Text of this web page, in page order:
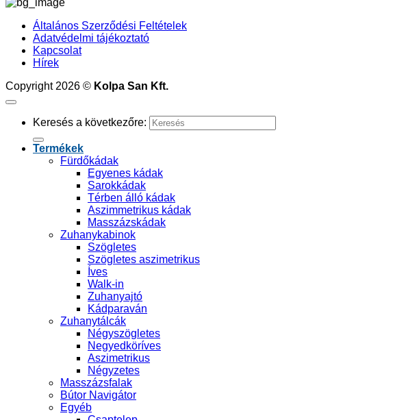
Általános Szerződési Feltételek
Adatvédelmi tájékoztató
Kapcsolat
Hírek
Copyright 2026 © Kolpa San Kft.
Keresés a következőre:
Termékek
Fürdőkádak
Egyenes kádak
Sarokkádak
Térben álló kádak
Aszimmetrikus kádak
Masszázskádak
Zuhanykabinok
Szögletes
Szögletes aszimetrikus
Íves
Walk-in
Zuhanyajtó
Kádparaván
Zuhanytálcák
Négyszögletes
Negyedköríves
Aszimetrikus
Négyzetes
Masszázsfalak
Bútor Navigátor
Egyéb